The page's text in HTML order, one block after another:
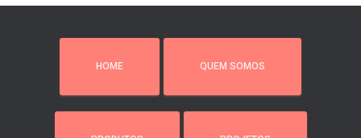
HOME QUEM SOMOS